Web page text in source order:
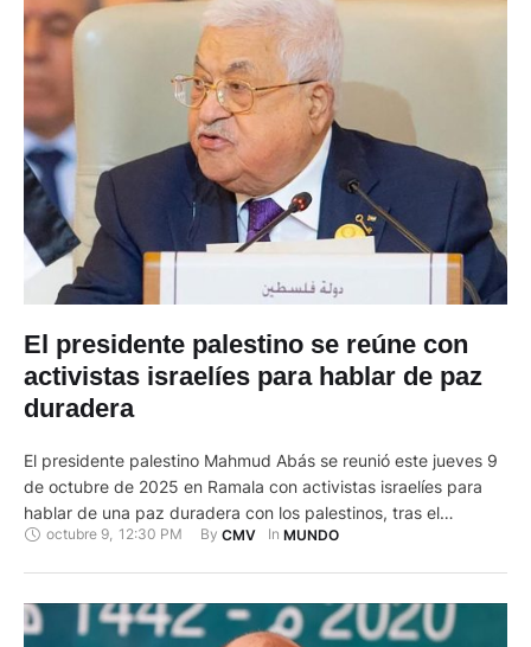
El presidente palestino se reúne con
activistas israelíes para hablar de paz
duradera
El presidente palestino Mahmud Abás se reunió este jueves 9
de octubre de 2025 en Ramala con activistas israelíes para
hablar de una paz duradera con los palestinos, tras el
acuerdo de cese el fuego anunciado entre Israel y el
octubre 9, 12:30 PM By CMV In MUNDO